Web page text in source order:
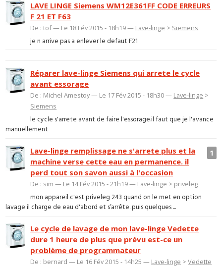
LAVE LINGE Siemens WM12E361FF CODE ERREURS
F 21 ET F63
De : tof — Le 18 Fév 2015 - 18h19 — Lave-linge > Siemens
je n arrive pas a enlever le defaut F21
Réparer lave-linge Siemens qui arrete le cycle
avant essorage
De : Michel Amestoy — Le 17 Fév 2015 - 18h30 — Lave-linge >
Siemens
le cycle s'arrete avant de faire l'essorage.il faut que je l'avance
manuellement
1
Lave-linge remplissage ne s'arrete plus et la
machine verse cette eau en permanence. il
perd tout son savon aussi à l'occasion
De : sim — Le 14 Fév 2015 - 21h19 — Lave-linge > priveleg
mon appareil c'est priveleg 243 quand on le met en option
lavage il charge de eau d'abord et s’arrête. puis quelques ...
Le cycle de lavage de mon lave-linge Vedette
dure 1 heure de plus que prévu est-ce un
problème de programmateur
De : bernard — Le 16 Fév 2015 - 14h25 — Lave-linge >Vedette